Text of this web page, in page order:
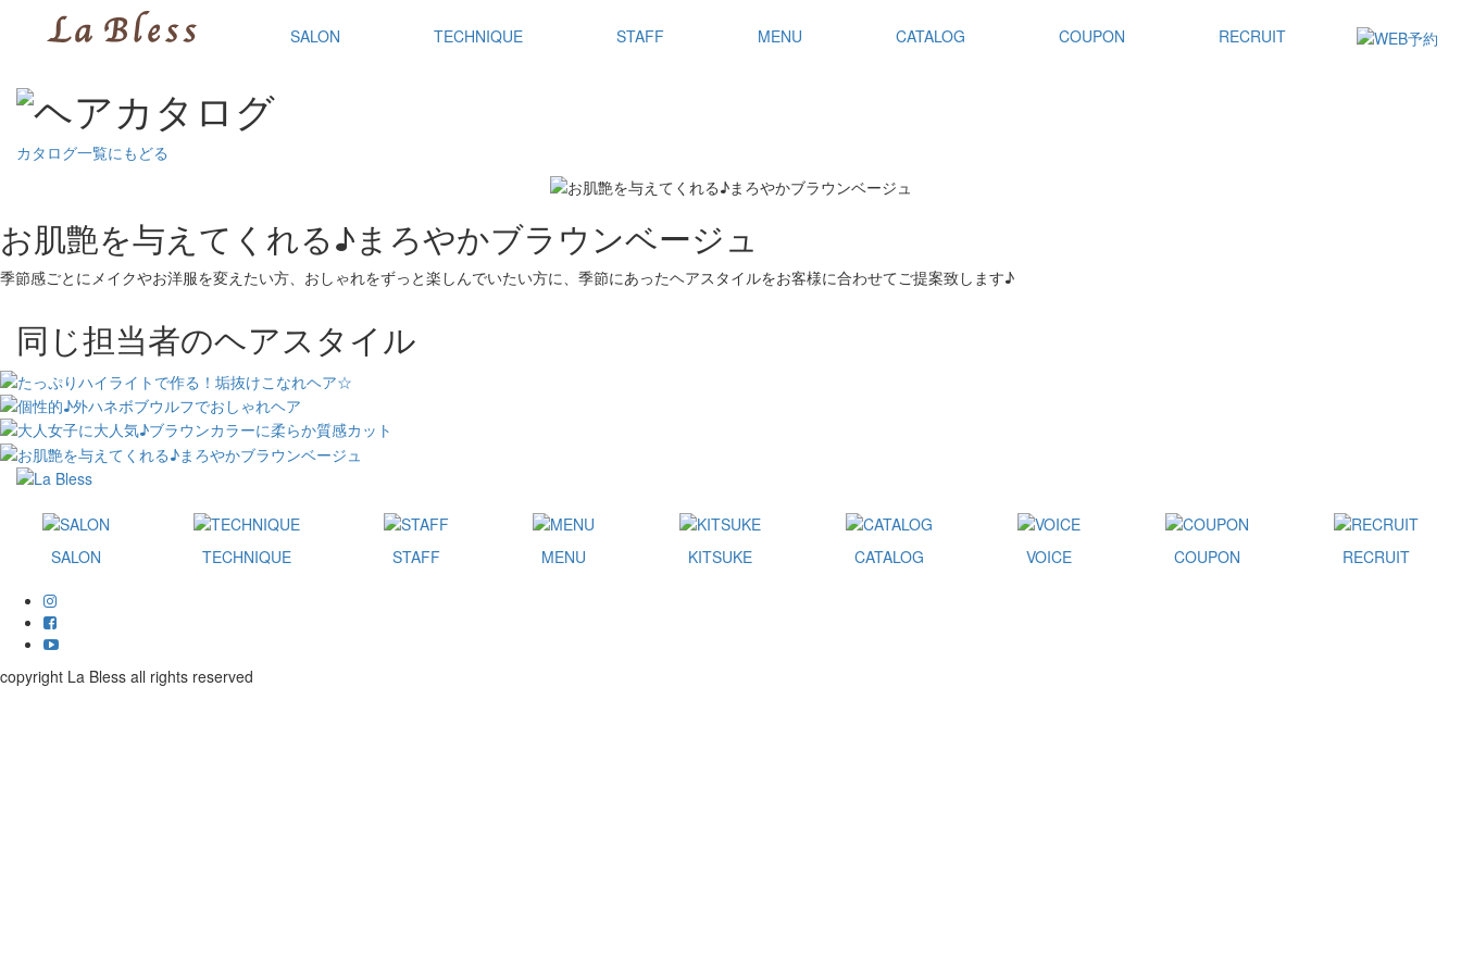
SALON TECHNIQUE STAFF MENU CATALOG COUPON RECRUIT
カタログ一覧にもどる
お肌艶を与えてくれる♪まろやかブラウンベージュ
季節感ごとにメイクやお洋服を変えたい方、おしゃれをずっと楽しんでいたい方に、季節にあったヘアスタイルをお客様に合わせてご提案致します♪
同じ担当者のヘアスタイル
SALON TECHNIQUE STAFF MENU KITSUKE CATALOG VOICE COUPON RECRUIT
copyright La Bless all rights reserved